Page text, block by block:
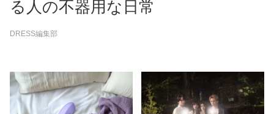
る人の不器用な日常
DRESS編集部